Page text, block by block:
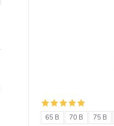
65 B 70 B 75 B